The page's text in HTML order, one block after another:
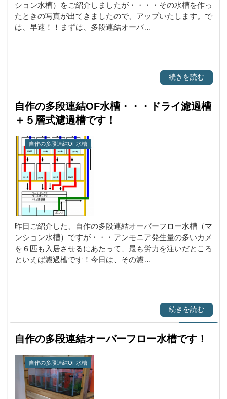
ション水槽）をご紹介しましたが・・・・その水槽を作っ
たときの写真が出てきましたので、アップいたします。で
は、早速！！まずは、多段連結オーバ…
続きを読む
自作の多段連結OF水槽・・・ドライ濾過槽
＋５層式濾過槽です！
自作の多段連結OF水槽
昨日ご紹介した、自作の多段連結オーバーフロー水槽（マ
ンション水槽）ですが・・・アンモニア発生量の多いカメ
を６匹も入居させるにあたって、最も労力を注いだところ
といえば濾過槽です！今日は、その濾…
続きを読む
自作の多段連結オーバーフロー水槽です！
自作の多段連結OF水槽